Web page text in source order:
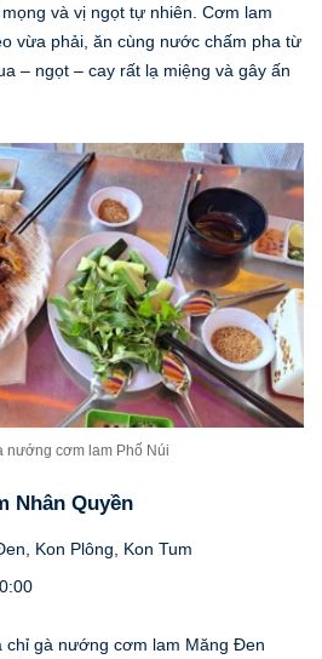
và vị ngọt tự nhiên. Cơm lam
vừa phải, ăn cùng nước chấm pha từ
– ngọt – cay rất lạ miệng và gây ấn
nướng cơm lam Phố Núi
Nhân Quyền
Kon Plông, Kon Tum
chỉ gà nướng cơm lam Măng Đen